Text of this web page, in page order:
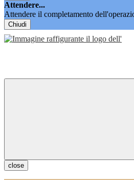
Attendere...
Attendere il completamento
Chiudi
close